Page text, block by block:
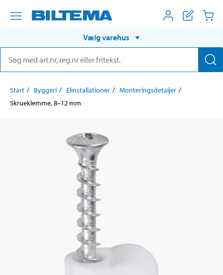
Vælg varehus
Start Byggeri Elinstallationer
Monteringsdetaljer
Skrueklemme, 8–12 mm